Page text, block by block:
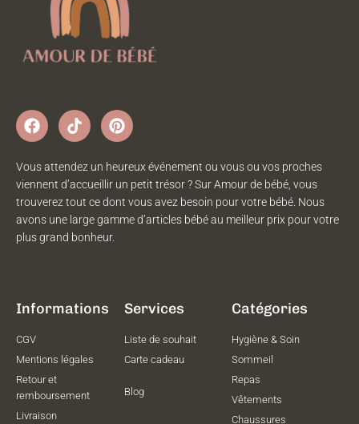
Vous attendez un heureux événement ou vous ou vos proches
viennent d’accueillir un petit trésor ? Sur Amour de bébé, vous
trouverez tout ce dont vous avez besoin pour votre bébé. Nous
avons une large gamme d’articles bébé au meilleur prix pour votre
plus grand bonheur.
Informations
CGV
Mentions légales
Retour et
remboursement
Livraison
Services
Liste de souhait
Carte cadeau
Blog
Catégories
Hygiène & Soin
Sommeil
Repas
Vêtements
Chaussures